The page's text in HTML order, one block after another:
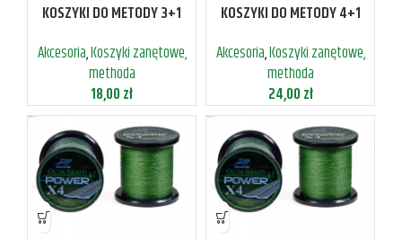
KOSZYKI DO METODY 3+1
Akcesoria,Koszyki zanętowe,
methoda
18,00zł
KOSZYKI DO METODY 4+1
Akcesoria,Koszyki zanętowe,
methoda
24,00zł